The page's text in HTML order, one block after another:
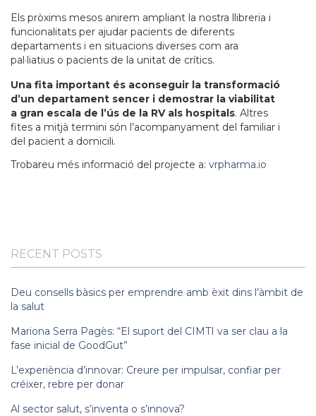
Els pròxims mesos anirem ampliant la nostra llibreria i
funcionalitats per ajudar pacients de diferents
departaments i en situacions diverses com ara
pal·liatius o pacients de la unitat de crítics.
Una fita important és aconseguir la transformació
d’un departament sencer i demostrar la viabilitat
a gran escala de l’ús de la RV als hospitals. Altres
fites a mitjà termini són l’acompanyament del familiar i
del pacient a domicili.
Trobareu més informació del projecte a: vrpharma.io
RECENT POSTS
Deu consells bàsics per emprendre amb èxit dins l’àmbit de
la salut
Mariona Serra Pagès: “El suport del CIMTI va ser clau a la
fase inicial de GoodGut”
L’experiència d’innovar: Creure per impulsar, confiar per
créixer, rebre per donar
Al sector salut, s’inventa o s’innova?